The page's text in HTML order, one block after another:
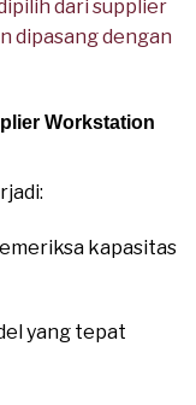
dari supplier
dipasang dengan
Workstation
kapasitas
yang tepat